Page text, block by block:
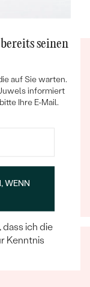
dafür sorgt,
wird.
seinen
auf Sie warten.
informiert
Ihre E-Mail.
WENN
ich die
Kenntnis